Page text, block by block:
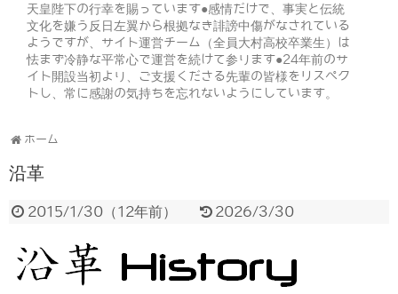
天皇陛下の行幸を賜っています●感情だけで、事実と伝統
文化を嫌う反日左翼から根拠なき誹謗中傷がなされている
ようですが、サイト運営チーム（全員大村高校卒業生）は
怯まず冷静な平常心で運営を続けて参ります●24年前のサ
イト開設当初より、ご支援くださる先輩の皆様をリスペク
トし、常に感謝の気持ちを忘れないようにしています。
ホーム
沿革
2015/1/30（12年前） 2026/3/30